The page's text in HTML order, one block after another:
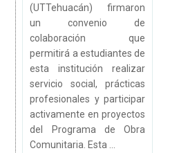
(UTTehuacán) firmaron
un convenio de
colaboración que
permitirá a estudiantes de
esta institución realizar
servicio social, prácticas
profesionales y participar
activamente en proyectos
del Programa de Obra
Comunitaria. Esta ...